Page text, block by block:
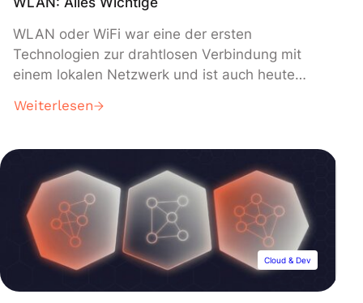
WLAN oder WiFi war eine der ersten
Technologien zur drahtlosen Verbindung mit
einem lokalen Netzwerk und ist auch heute
Technologien. Erfahre alles, was du darüber
eingesetzt wird! In der heutigen Zeit gehören
drahtlose Verbindungen zum Alltag wie
fließendes Wasser oder […]
Weiterlesen
Cloud & Dev